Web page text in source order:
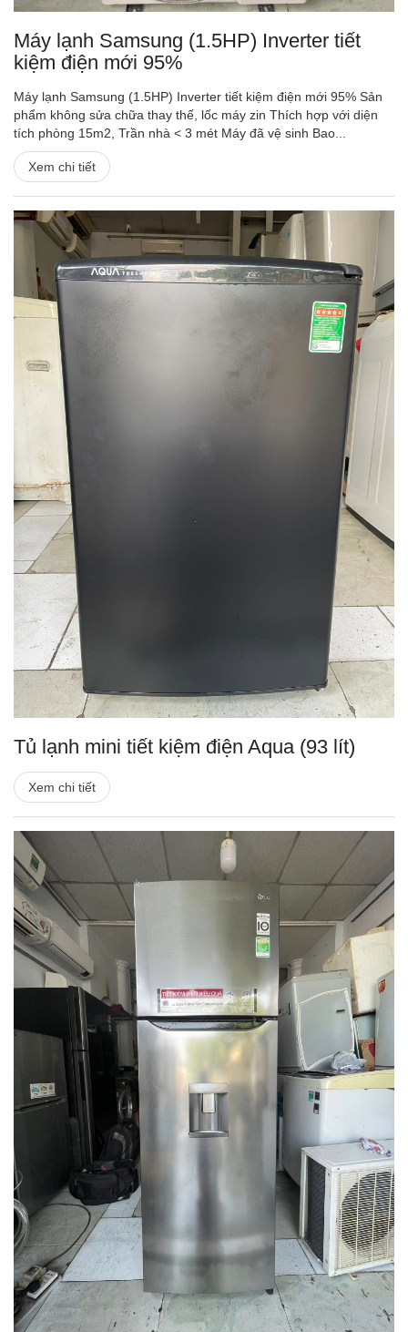
Máy lạnh Samsung (1.5HP) Inverter tiết
kiệm điện mới 95%
Máy lạnh Samsung (1.5HP) Inverter tiết kiệm điện mới 95% Sản
phẩm không sửa chữa thay thế, lốc máy zin Thích hợp với diện
tích phòng 15m2, Trần nhà < 3 mét Máy đã vệ sinh Bao...
Xem chi tiết
Tủ lạnh mini tiết kiệm điện Aqua (93 lít)
Xem chi tiết